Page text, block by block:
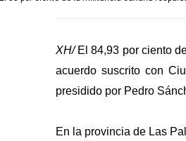
XH/El 84,93 por ciento
acuerdo suscrito con
presidido por Pedro
En la provincia de Las